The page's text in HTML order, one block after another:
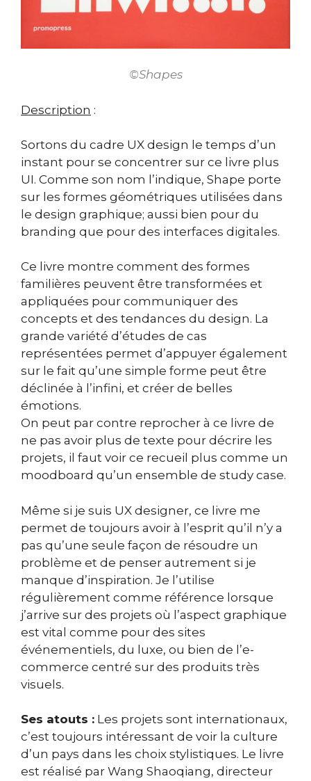
©Shapes
Description :
Sortons du cadre UX design le temps d’un
instant pour se concentrer sur ce livre plus
UI. Comme son nom l’indique, Shape porte
sur les formes géométriques utilisées dans
le design graphique; aussi bien pour du
branding que pour des interfaces digitales.
Ce livre montre comment des formes
familières peuvent être transformées et
appliquées pour communiquer des
concepts et des tendances du design. La
grande variété d’études de cas
représentées permet d’appuyer également
sur le fait qu’une simple forme peut être
déclinée à l’infini, et créer de belles
émotions.
On peut par contre reprocher à ce livre de
ne pas avoir plus de texte pour décrire les
projets, il faut voir ce recueil plus comme un
moodboard qu’un ensemble de study case.
Même si je suis UX designer, ce livre me
permet de toujours avoir à l’esprit qu’il n’y a
pas qu’une seule façon de résoudre un
problème et de penser autrement si je
manque d’inspiration. Je l’utilise
régulièrement comme référence lorsque
j’arrive sur des projets où l’aspect graphique
est vital comme pour des sites
événementiels, du luxe, ou bien de l’e-
commerce centré sur des produits très
visuels.
Ses atouts : Les projets sont internationaux,
c’est toujours intéressant de voir la culture
d’un pays dans les choix stylistiques. Le livre
est réalisé par Wang Shaoqiang, directeur